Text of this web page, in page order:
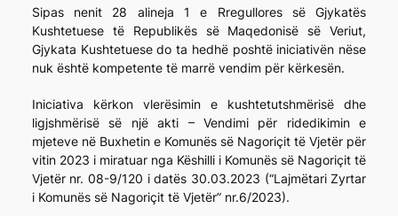
Sipas nenit 28 alineja 1 e Rregullores së Gjykatës
Kushtetuese të Republikës së Maqedonisë së Veriut,
Gjykata Kushtetuese do ta hedhë poshtë iniciativën nëse
nuk është kompetente të marrë vendim për kërkesën.
Iniciativa kërkon vlerësimin e kushtetutshmërisë dhe
ligjshmërisë së një akti – Vendimi për ridedikimin e
mjeteve në Buxhetin e Komunës së Nagoriçit të Vjetër për
vitin 2023 i miratuar nga Këshilli i Komunës së Nagoriçit të
Vjetër nr. 08-9/120 i datës 30.03.2023 (“Lajmëtari Zyrtar
i Komunës së Nagoriçit të Vjetër” nr.6/2023).